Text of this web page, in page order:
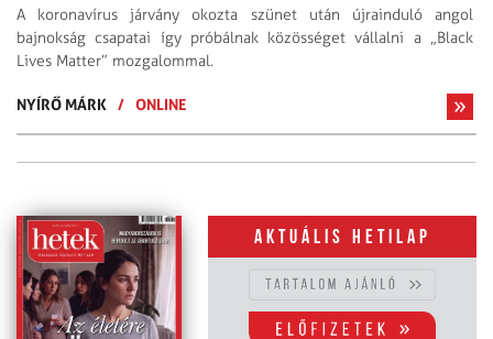
A koronavírus járvány okozta szünet után újrainduló angol
bajnokság csapatai így próbálnak közösséget vállalni a „Black
Lives Matter” mozgalommal.
NYÍRŐ MÁRK / ONLINE
Aktuális hetilap